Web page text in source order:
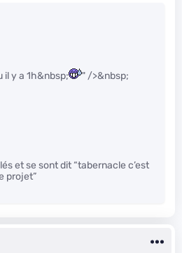
il y a 1h&nbsp;
" />&nbsp;
et se sont dit “tabernacle c’est
projet”